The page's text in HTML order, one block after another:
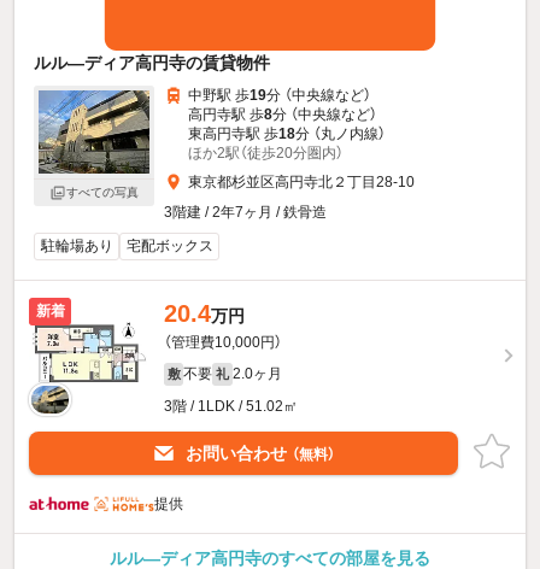
ルル—ディア高円寺の賃貸物件
すべての写真
中野駅 歩19分 （中央線など）
高円寺駅 歩8分 （中央線など）
東高円寺駅 歩18分 （丸ノ内線）
ほか2駅（徒歩20分圏内）
東京都杉並区高円寺北２丁目28-10
3階建 / 2年7ヶ月 / 鉄骨造
駐輪場あり
宅配ボックス
新着 20.4万円
（管理費10,000円）
敷 不要 礼 2.0ヶ月
3階 / 1LDK / 51.02㎡
お問い合わせ （無料）
提供
ルル—ディア高円寺のすべての部屋を見る